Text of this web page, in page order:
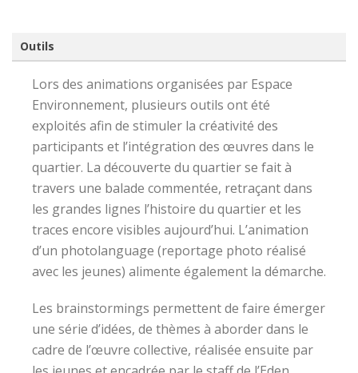
Outils
Lors des animations organisées par Espace
Environnement, plusieurs outils ont été
exploités afin de stimuler la créativité des
participants et l’intégration des œuvres dans le
quartier. La découverte du quartier se fait à
travers une balade commentée, retraçant dans
les grandes lignes l’histoire du quartier et les
traces encore visibles aujourd’hui. L’animation
d’un photolanguage (reportage photo réalisé
avec les jeunes) alimente également la démarche.
Les brainstormings permettent de faire émerger
une série d’idées, de thèmes à aborder dans le
cadre de l’œuvre collective, réalisée ensuite par